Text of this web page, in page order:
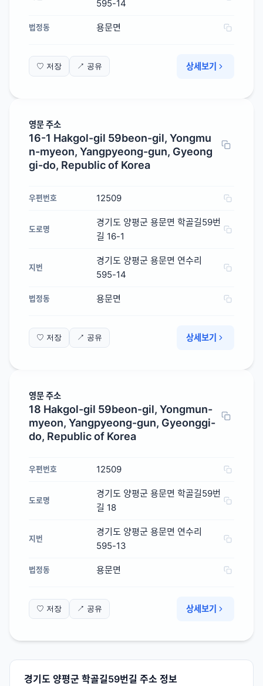
595-14
법정동 용문면
♡ 저장 ↗ 공유 상세보기
영문 주소
16-1 Hakgol-gil 59beon-gil, Yongmu
n-myeon, Yangpyeong-gun, Gyeong
gi-do, Republic of Korea
우편번호 12509
도로명
경기도 양평군 용문면 학골길59번
길 16-1
지번
경기도 양평군 용문면 연수리
595-14
법정동 용문면
♡ 저장 ↗ 공유 상세보기
영문 주소
18 Hakgol-gil 59beon-gil, Yongmun-
myeon, Yangpyeong-gun, Gyeonggi-
do, Republic of Korea
우편번호 12509
도로명
경기도 양평군 용문면 학골길59번
길 18
지번
경기도 양평군 용문면 연수리
595-13
법정동 용문면
♡ 저장 ↗ 공유 상세보기
경기도 양평군 학골길59번길 주소 정보